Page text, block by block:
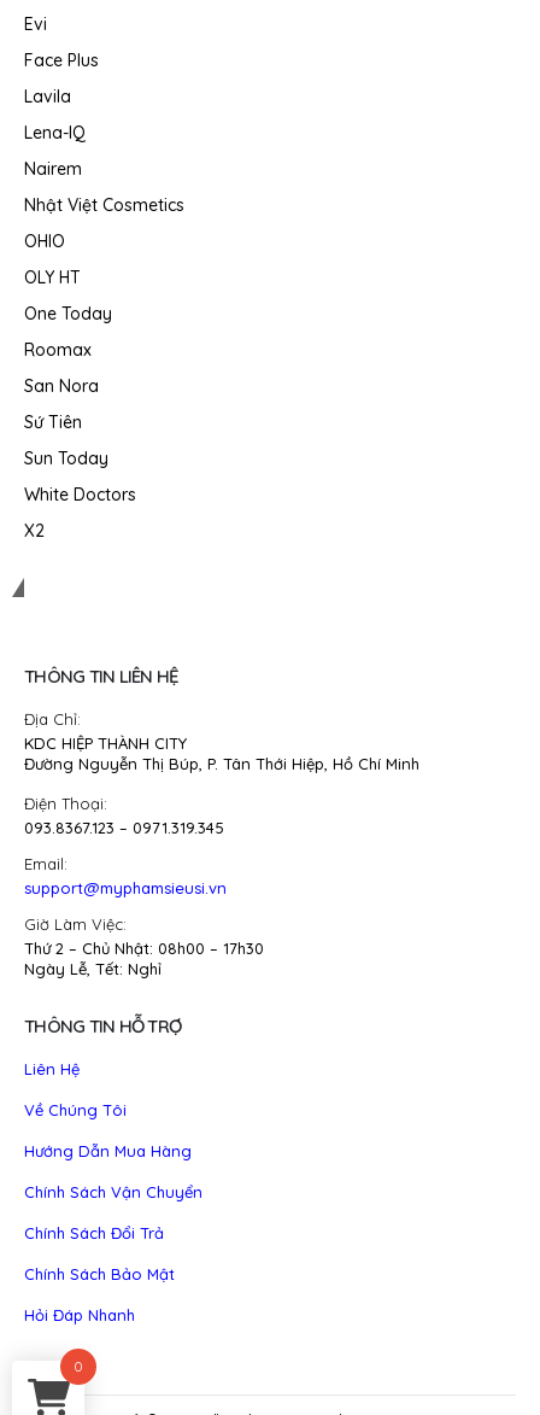
Evi
Face Plus
Lavila
Lena-IQ
Nairem
Nhật Việt Cosmetics
OHIO
OLY HT
One Today
Roomax
San Nora
Sứ Tiên
Sun Today
White Doctors
X2
THÔNG TIN LIÊN HỆ
Địa Chỉ:
KDC HIỆP THÀNH CITY
Đường Nguyễn Thị Búp, P. Tân Thới Hiệp, Hồ Chí Minh
Điện Thoại:
093.8367.123 – 0971.319.345
Email:
support@myphamsieusi.vn
Giờ Làm Việc:
Thứ 2 – Chủ Nhật: 08h00 – 17h30
Ngày Lễ, Tết: Nghỉ
THÔNG TIN HỖ TRỢ
Liên Hệ
Về Chúng Tôi
Hướng Dẫn Mua Hàng
Chính Sách Vận Chuyển
Chính Sách Đổi Trả
Chính Sách Bảo Mật
Hỏi Đáp Nhanh
0